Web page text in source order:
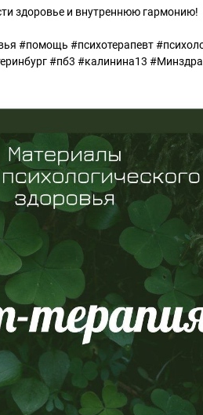
здоровье и внутреннюю гармонию!
#помощь #психотерапевт
#пб3 #калинина13